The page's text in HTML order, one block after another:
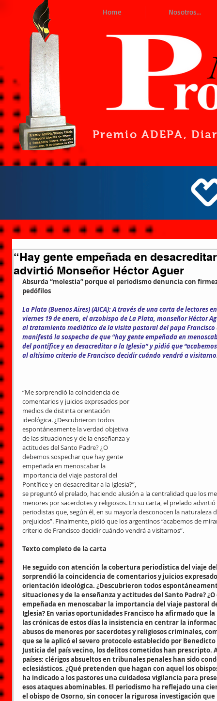
Home Nosotros...
Premio ADEPA,
“Hay gente empeñada en
advirtió Monseñor Héctor Aguer​
Absurda “molestia” porque el periodismo denuncia con
pedófilos
La Plata (Buenos Aires) (AICA): A través de una carta de lectores
viernes 19 de enero, el arzobispo de La Plata, monseñor Héctor
al tratamiento mediático de la visita pastoral del papa Francisco
manifestó la sospecha de que “hay gente empeñada en
del pontífice y en desacreditar a la Iglesia” y pidió que
al altísimo criterio de Francisco decidir cuándo vendrá a
“Me sorprendió la coincidencia de
comentarios y juicios expresados por
medios de distinta orientación
ideológica. ¿Descubrieron todos
espontáneamente la verdad objetiva
de las situaciones y de la enseñanza y
actitudes del Santo Padre? ¿O
debemos sospechar que hay gente
empeñada en menoscabar la
importancia del viaje pastoral del
Pontífice y en desacreditar a la Iglesia?”,
se preguntó el prelado, haciendo alusión a la centralidad que los
menores por sacerdotes y religiosos. En su carta, el prelado
periodistas que, según él, en su mayoría desconocen la naturaleza
prejuicios”. Finalmente, pidió que los argentinos “acabemos de
criterio de Francisco decidir cuándo vendrá a visitarnos”.
Texto completo de la carta
He seguido con atención la cobertura periodística del viaje
sorprendió la coincidencia de comentarios y juicios
orientación ideológica. ¿Descubrieron todos
situaciones y de la enseñanza y actitudes del Santo Padre?
empeñada en menoscabar la importancia del viaje pastoral
Iglesia? En varias oportunidades Francisco ha afirmado que
las crónicas de estos días la insistencia en centrar la
abusos de menores por sacerdotes y religiosos criminales,
que se le aplicó el severo protocolo establecido por
Justicia del país vecino, los delitos cometidos han
países: clérigos absueltos en tribunales penales han sido
eclesiásticos. ¿Qué pretenden que hagan con aquel los
ha indicado a los pastores una cuidadosa vigilancia para
esos ataques abominables. El periodismo ha reflejado una
el obispo de Osorno, sin conocer la rigurosa investigación